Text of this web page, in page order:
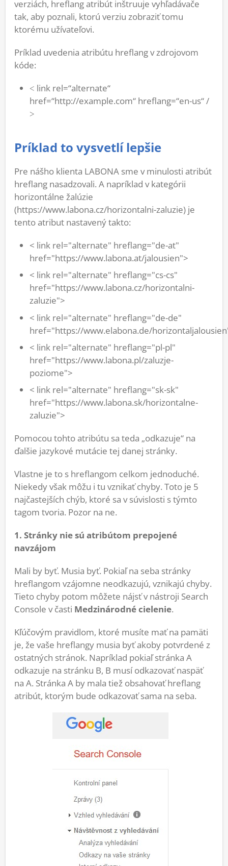
verziách, hreflang atribút inštruuje vyhľadávače
tak, aby poznali, ktorú verziu zobraziť tomu
ktorému užívateľovi.
Príklad uvedenia atribútu hreflang v zdrojovom
kóde:
˂ link rel=“alternate“
href=“http://example.com“ hreflang=“en-us“ /
˃
Príklad to vysvetlí lepšie
Pre nášho klienta LABONA sme v minulosti atribút
hreflang nasadzovali. A napríklad v kategórii
horizontálne žalúzie
(https://www.labona.cz/horizontalni-zaluzie) je
tento atribut nastavený takto:
< link rel="alternate" hreflang="de-at"
href="https://www.labona.at/jalousien">
< link rel="alternate" hreflang="cs-cs"
href="https://www.labona.cz/horizontalni-
zaluzie">
< link rel="alternate" hreflang="de-de"
href="https://www.elabona.de/
< link rel="alternate" hreflang="pl-pl"
href="https://www.labona.pl/zaluzje-
poziome">
< link rel="alternate" hreflang="sk-sk"
href="https://www.labona.sk/horizontalne-
zaluzie">
Pomocou tohto atribútu sa teda „odkazuje“ na
ďalšie jazykové mutácie tej danej stránky.
Vlastne je to s hreflangom celkom jednoduché.
Niekedy však môžu i tu vznikať chyby. Toto je 5
najčastejších chýb, ktoré sa v súvislosti s týmto
tagom tvoria. Pozor na ne.
1. Stránky nie sú atribútom prepojené
navzájom
Mali by byť. Musia byť. Pokiaľ na seba stránky
hreflangom vzájomne neodkazujú, vznikajú chyby.
Tieto chyby potom môžete nájsť v nástroji Search
Console v časti Medzinárodné cielenie.
Kľúčovým pravidlom, ktoré musíte mať na pamäti
je, že vaše hreflangy musia byť akoby potvrdené z
ostatných stránok. Napríklad pokiaľ stránka A
odkazuje na stránku B, B musí odkazovať naspäť
na A. Stránka A by mala tiež obsahovať hreflang
atribút, ktorým bude odkazovať sama na seba.